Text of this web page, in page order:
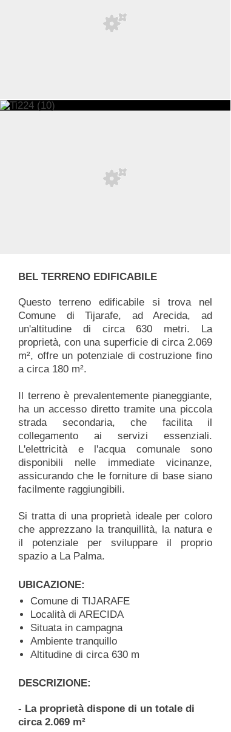
BEL TERRENO EDIFICABILE
Questo terreno edificabile si trova nel
Comune di Tijarafe, ad Arecida, ad
un'altitudine di circa 630 metri. La
proprietà, con una superficie di circa 2.069
m², offre un potenziale di costruzione fino
a circa 180 m².
Il terreno è prevalentemente pianeggiante,
ha un accesso diretto tramite una piccola
strada secondaria, che facilita il
collegamento ai servizi essenziali.
L'elettricità e l'acqua comunale sono
disponibili nelle immediate vicinanze,
assicurando che le forniture di base siano
facilmente raggiungibili.
Si tratta di una proprietà ideale per coloro
che apprezzano la tranquillità, la natura e
il potenziale per sviluppare il proprio
spazio a La Palma.
UBICAZIONE:
Comune di TIJARAFE
Località di ARECIDA
Situata in campagna
Ambiente tranquillo
Altitudine di circa 630 m
DESCRIZIONE:
- La proprietà dispone di un totale di
circa 2.069 m²